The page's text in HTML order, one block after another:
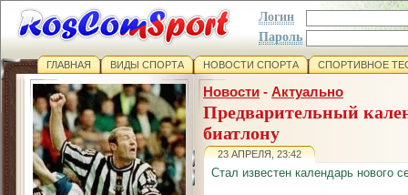
Логин
Пароль
ГЛАВНАЯ ВИДЫ СПОРТА НОВОСТИ СПОРТА СПОРТИВНОЕ
Новости - Актуально
Предварительный
биатлону
23 АПРЕЛЯ, 23:42
Стал известен календарь нового